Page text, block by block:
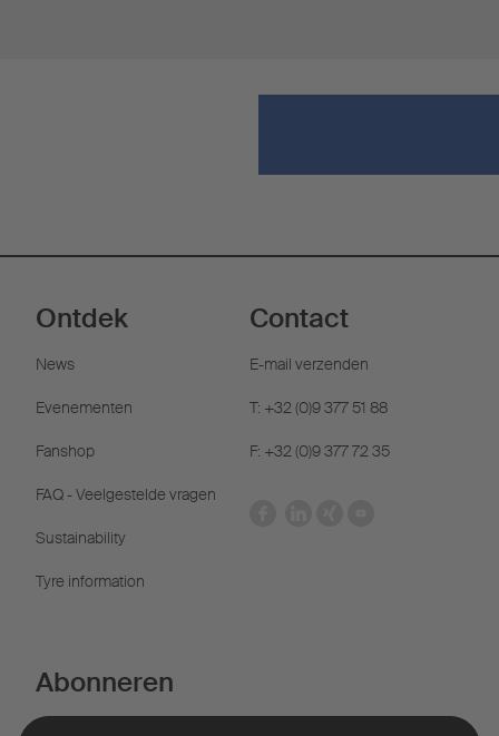
Ontdek
News
Evenementen
Fanshop
FAQ - Veelgestelde vragen
Sustainability
Tyre information
Contact
E-mail verzenden
T: +32 (0)9 377 51 88
F: +32 (0)9 377 72 35
Abonneren